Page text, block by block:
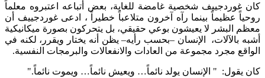
شخصية غامضة للغاية، بعض أتباعه اعتبروه معلماً
بينما رآه آخرون متلاعباً خطيراً ، ادعى غوردجييف أن
لا يعيشون بوعي حقيقي، بل يتحركون بصورة ميكانيكية
الإنسان –بحسب رأيه– يظن أنه يختار ويقرر، لكنه في
مجرد مجموعة من العادات والانفعالات والبرمجات النفسية.
" الإنسان يولد نائماً… ويعيش نائماً… ويموت نائماً."